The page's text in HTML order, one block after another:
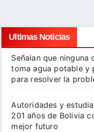
Ultimas Noticias
Señalan que ninguna
toma agua potable y
para resolver la
Autoridades y
201 años de Bolivia
mejor futuro